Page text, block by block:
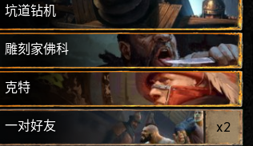
坑道钻机
雕刻家佛科
克特
一对好友 x2